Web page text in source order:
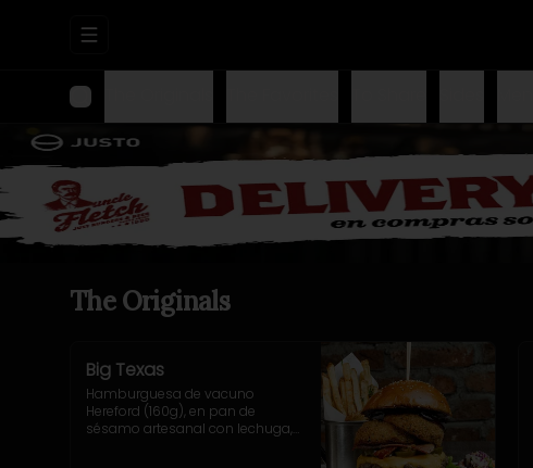
Abrir menu de navegación
The Originals
Big Texas
Hamburguesa de vacuno
Hereford (160g), en pan de
sésamo artesanal con lechuga,